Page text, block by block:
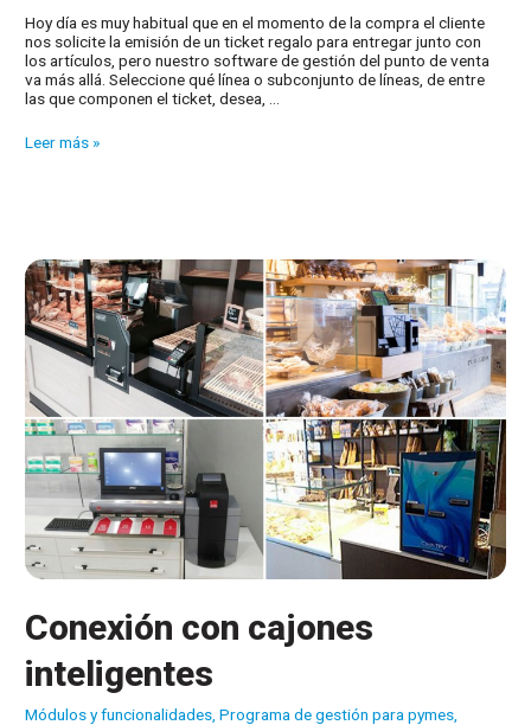
Hoy día es muy habitual que en el momento de la compra el cliente
nos solicite la emisión de un ticket regalo para entregar junto con
los artículos, pero nuestro software de gestión del punto de venta
va más allá. Seleccione qué línea o subconjunto de líneas, de entre
las que componen el ticket, desea, …
Emitir
Leer más »
Conexión con cajones
inteligentes
Módulos y funcionalidades ,Programa de gestión para pymes